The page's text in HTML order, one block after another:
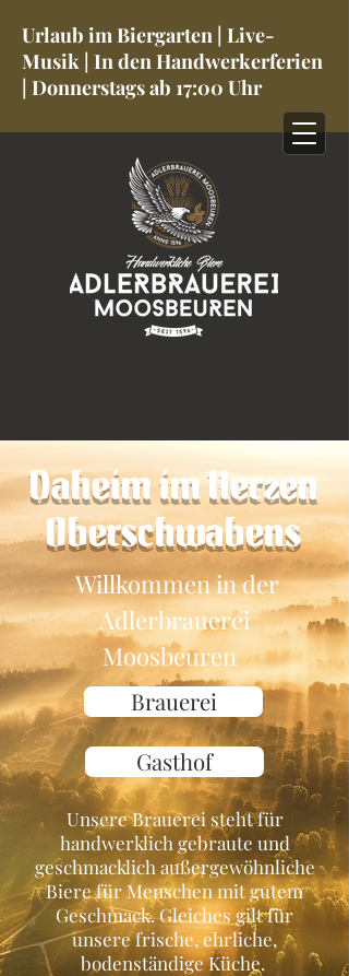
Urlaub im Biergarten | Live-
Musik | In den Handwerkerferien
| Donnerstags ab 17:00 Uhr
Daheim im Herzen
Oberschwabens
Willkommen in der
Adlerbrauerei
Moosbeuren
Brauerei
Gasthof
Unsere Brauerei steht für
handwerklich gebraute und
geschmacklich außergewöhnliche
Biere für Menschen mit gutem
Geschmack. Gleiches gilt für
unsere frische, ehrliche,
bodenständige Küche.